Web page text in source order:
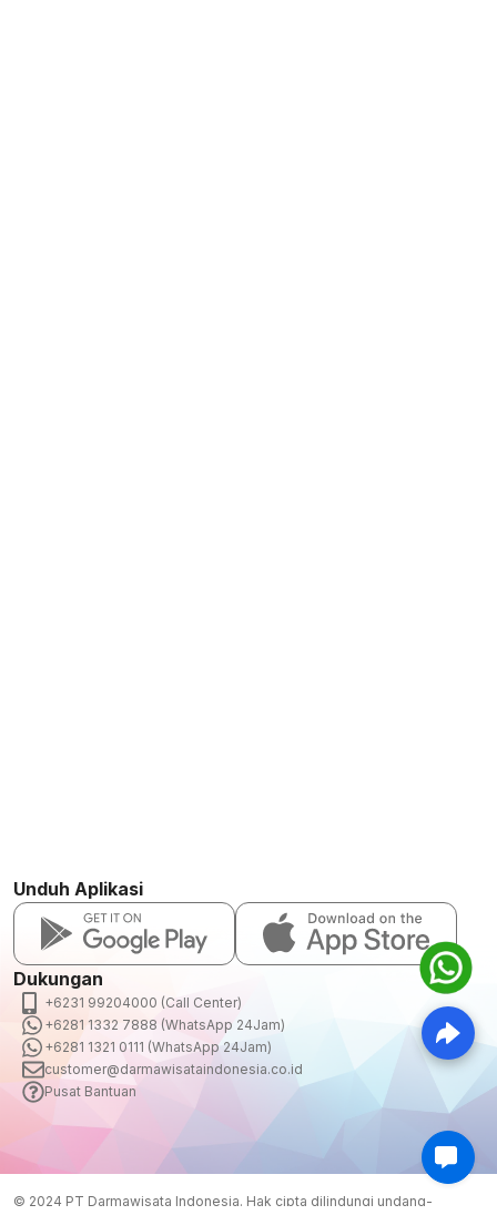
Dukungan
+6231 99204000 (Call Center)
+6281 1332 7888 (WhatsApp 24Jam)
+6281 1321 0111 (WhatsApp 24Jam)
customer@darmawisataindonesia.co.id
Pusat Bantuan
Unduh Aplikasi
© 2024 PT Darmawisata Indonesia. Hak cipta dilindungi undang-